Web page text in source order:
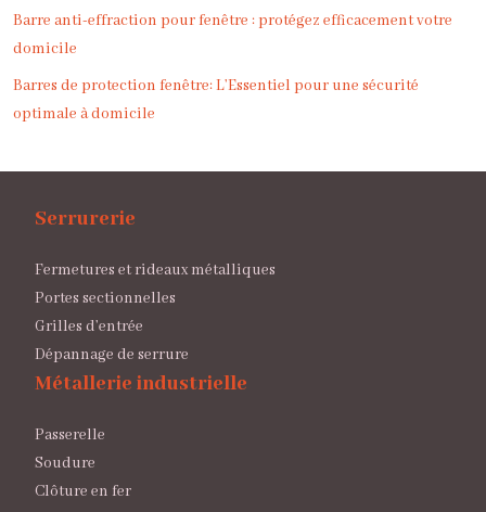
Barre anti-effraction pour fenêtre : protégez efficacement votre
domicile
Barres de protection fenêtre: L’Essentiel pour une sécurité
optimale à domicile
Serrurerie
Fermetures et rideaux métalliques
Portes sectionnelles
Grilles d’entrée
Dépannage de serrure
Métallerie industrielle
Passerelle
Soudure
Clôture en fer